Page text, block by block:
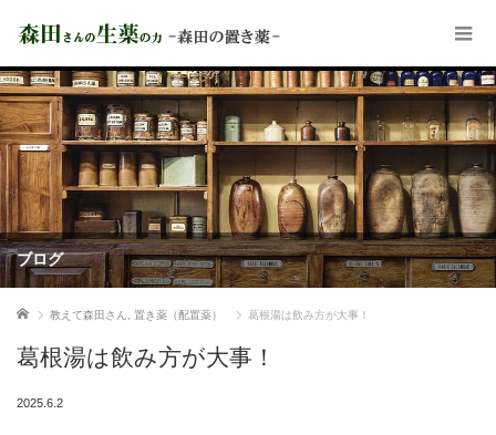
ブログ
ホーム 教えて森田さん 置き薬（配置薬） 葛根湯は飲み方が大事！
葛根湯は飲み方が大事！
2025.6.2